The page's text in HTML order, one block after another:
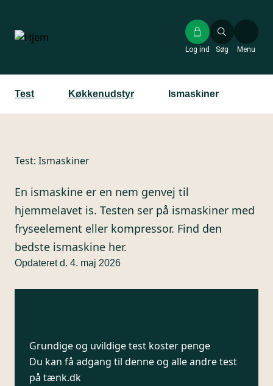
hovedindhold
Søg
Log ind Menu
Test Køkkenudstyr Ismaskiner
Test: Ismaskiner
En ismaskine er en nem genvej til
hjemmelavet is. Testen ser på ismaskiner med
fryseelement eller kompressor. Find den
bedste ismaskine her.
Opdateret d. 4. maj 2026
Grundige og uvildige test koster penge
Du kan få adgang til denne og alle andre test
på tænk.dk